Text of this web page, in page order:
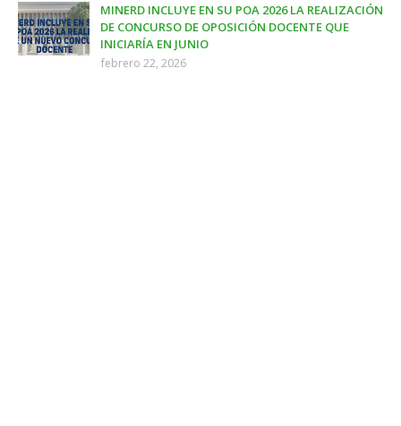
MINERD INCLUYE EN SU POA 2026 LA REALIZACIÓN
DE CONCURSO DE OPOSICIÓN DOCENTE QUE
INICIARÍA EN JUNIO
febrero 22, 2026